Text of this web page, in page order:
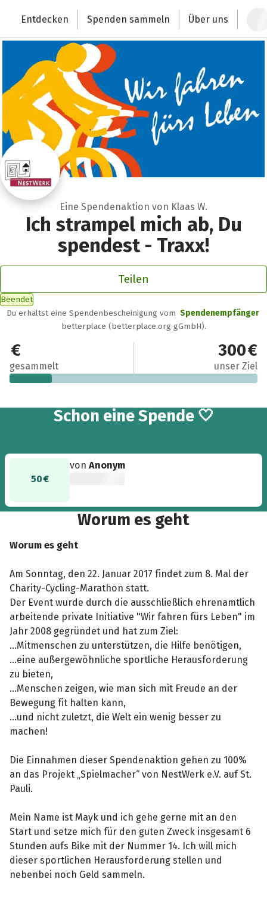
Deutschlands größte Spendenplattform
Entdecken Spenden sammeln Über uns
Eine Spendenaktion von Klaas W.
Ich strampel mich ab, Du
spendest - Traxx!
Teilen
Beendet
Du erhältst eine Spendenbescheinigung vom Spendenempfänger
betterplace (betterplace.org gGmbH).
50 €
gesammelt
300 €
unser Ziel
Schon eine Spende 🤍
50 €
vonAnonym
Worum es geht
Worum es geht
Am Sonntag, den 22. Januar 2017 findet zum 8. Mal der
Charity-Cycling-Marathon statt.
Der Event wurde durch die ausschließlich ehrenamtlich
arbeitende private Initiative "Wir fahren fürs Leben" im
Jahr 2008 gegründet und hat zum Ziel:
...Mitmenschen zu unterstützen, die Hilfe benötigen,
...eine außergewöhnliche sportliche Herausforderung
zu bieten,
...Menschen zeigen, wie man sich mit Freude an der
Bewegung fit halten kann,
...und nicht zuletzt, die Welt ein wenig besser zu
machen!
Die Einnahmen dieser Spendenaktion gehen zu 100%
an das Projekt „Spielmacher“ von NestWerk e.V. auf St.
Pauli.
Mein Name ist Mayk und ich gehe gerne mit an den
Start und setze mich für den guten Zweck insgesamt 6
Stunden aufs Bike mit der Nummer 14. Ich will mich
dieser sportlichen Herausforderung stellen und
nebenbei noch Geld sammeln.